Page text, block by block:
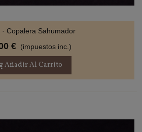
· Copalera Sahumador
€ (impuestos inc.)
Añadir Al Carrito